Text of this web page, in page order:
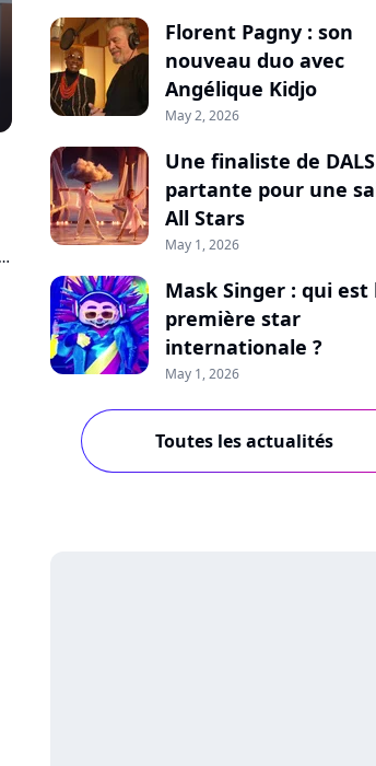
Florent Pagny : son
nouveau duo avec
Angélique Kidjo
May 2, 2026
Une finaliste de DALS
partante pour une
All Stars
May 1, 2026
Mask Singer : qui est
première star
internationale ?
May 1, 2026
Toutes les actualités